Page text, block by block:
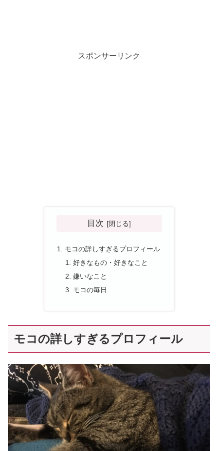
スポンサーリンク
目次
モコの詳しすぎるプロフィール
好きなもの・好きなこと
嫌いなこと
モコの毎日
モコの詳しすぎるプロフィール